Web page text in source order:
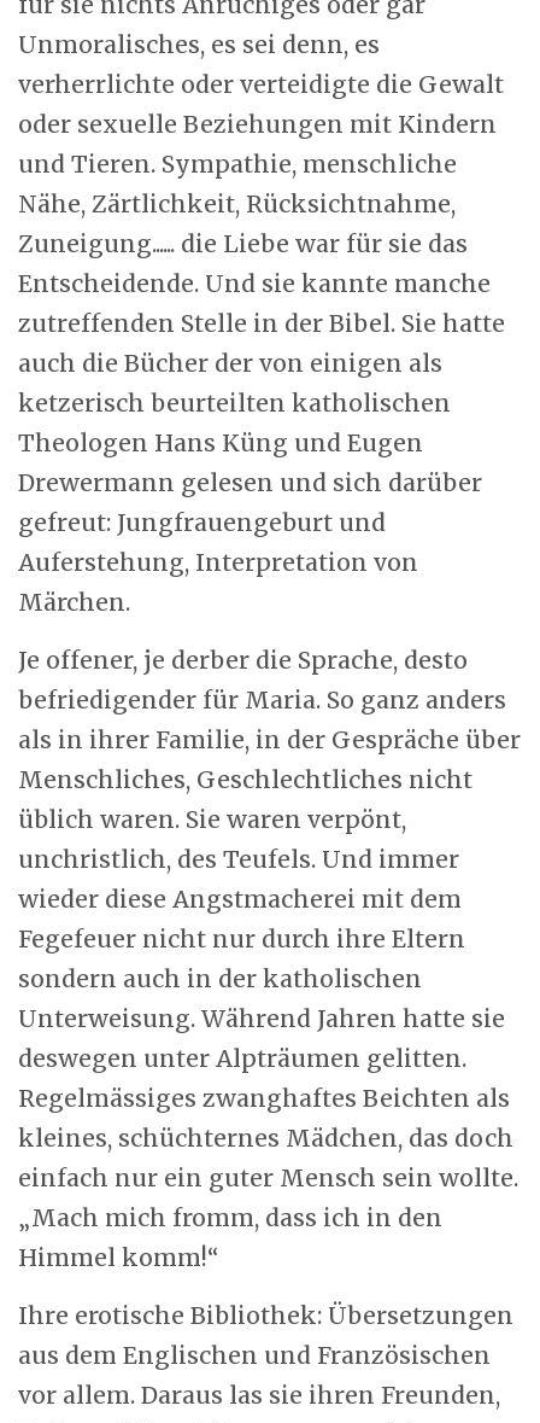
Unmoralisches, es sei denn, es
verherrlichte oder verteidigte die Gewalt
oder sexuelle Beziehungen mit Kindern
und Tieren. Sympathie, menschliche
Nähe, Zärtlichkeit, Rücksichtnahme,
Zuneigung...... die Liebe war für sie das
Entscheidende. Und sie kannte manche
zutreffenden Stelle in der Bibel. Sie hatte
auch die Bücher der von einigen als
ketzerisch beurteilten katholischen
Theologen Hans Küng und Eugen
Drewermann gelesen und sich darüber
gefreut: Jungfrauengeburt und
Auferstehung, Interpretation von
Märchen.
Je offener, je derber die Sprache, desto
befriedigender für Maria. So ganz anders
als in ihrer Familie, in der Gespräche über
Menschliches, Geschlechtliches nicht
üblich waren. Sie waren verpönt,
unchristlich, des Teufels. Und immer
wieder diese Angstmacherei mit dem
Fegefeuer nicht nur durch ihre Eltern
sondern auch in der katholischen
Unterweisung. Während Jahren hatte sie
deswegen unter Alpträumen gelitten.
Regelmässiges zwanghaftes Beichten als
kleines, schüchternes Mädchen, das doch
einfach nur ein guter Mensch sein wollte.
„Mach mich fromm, dass ich in den
Himmel komm!“
Ihre erotische Bibliothek: Übersetzungen
aus dem Englischen und Französischen
vor allem. Daraus las sie ihren Freunden,